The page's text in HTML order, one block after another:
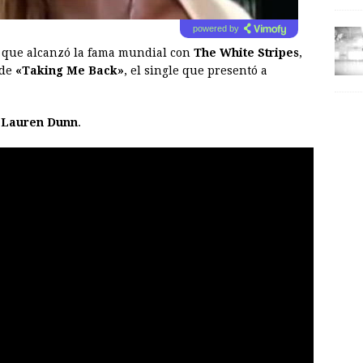
powered by
alcanzó la fama mundial con The White Stripes,
«Taking Me Back», el single que presentó a
Lauren Dunn.